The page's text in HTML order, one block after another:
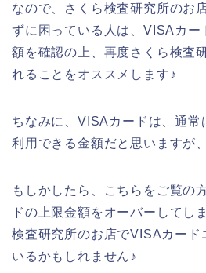
なので、さくら検査研究所のお
ずに困っている人は、VISAカー
額を確認の上、再度さくら検査
れることをオススメします♪
ちなみに、VISAカードは、通
利用できる金額だと思いますが
もしかしたら、こちらをご覧の
ドの上限金額をオーバーしてし
検査研究所のお店でVISAカード
いるかもしれません♪